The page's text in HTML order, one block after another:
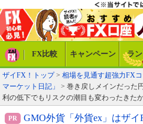
FX比較 キャンペーン ラ
ザイFX！トップ> 相場を見通す超強力FX
マーケット日記」
> 巻き戻しメインだった
利の低下でもリスクの潮目も変わったきた
GMO外貨「外貨ex」はザ